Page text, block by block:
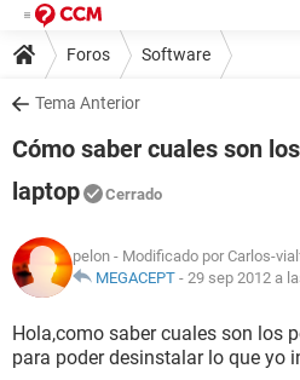
Foros Software
Tema Anterior
Cómo saber cuales son
laptop
Cerrado
pelon - Modificado por Carlos-
MEGACEPT - 29 sep 2012 a
Hola,como saber cuales son los
para poder desinstalar lo que yo